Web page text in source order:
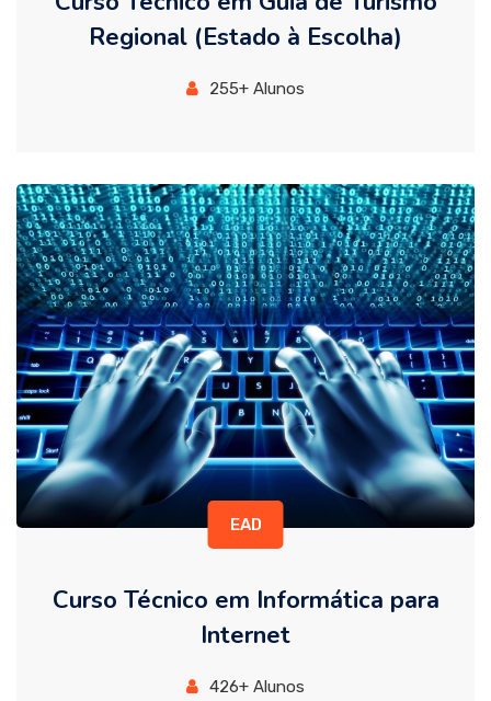
Regional (Estado à Escolha)
255+ Alunos
EAD
Curso Técnico em Informática para
Internet
426+ Alunos